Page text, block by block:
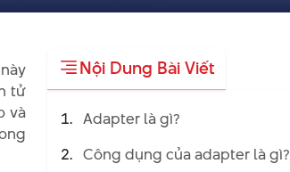
tử
và
Nội Dung Bài Viết
Adapter là gì?
Công dụng của adapter là gì?